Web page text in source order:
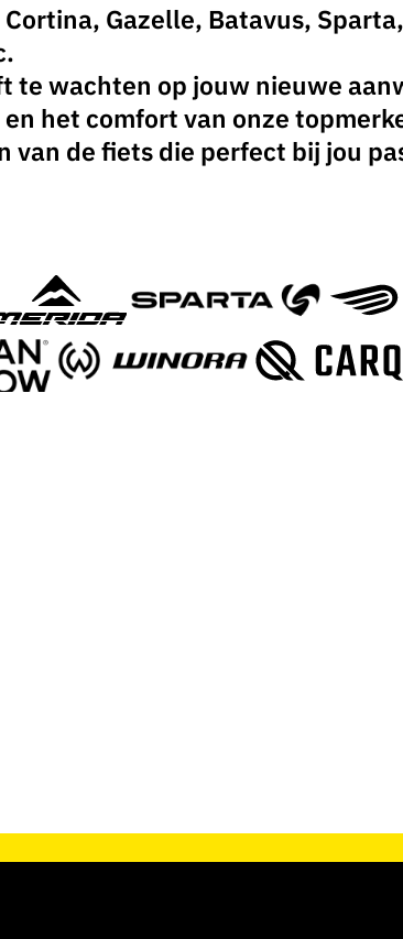
Gazelle, Batavus,
te wachten op jouw nieuwe
het comfort van onze
van de fiets die perfect bij jou